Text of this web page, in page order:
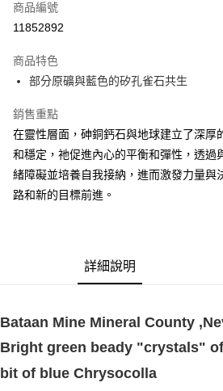
超商取貨付款
Apple Pay
街口支付
悠遊付
ATM付款
7-11取貨付款
每筆NT$80，滿NT$3,000(含以上)免運費
商品編號
11852892
商品特色
部分原礦與藍色的矽孔雀石共生
銷售重點
在靈性層面，砷銅鈣石與地球建立了深厚
和穩定，祂促進內心的平衡和彈性，透過
緒障礙並培養自我接納，進而激發力量與
路和新的目標前進。
詳細說明
Bataan Mine Mineral County
Bright green beady "crystals"
bit of blue Chrysocolla